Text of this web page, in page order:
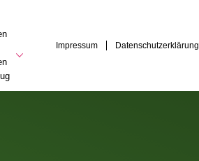
Impressum Datenschutzerklärung